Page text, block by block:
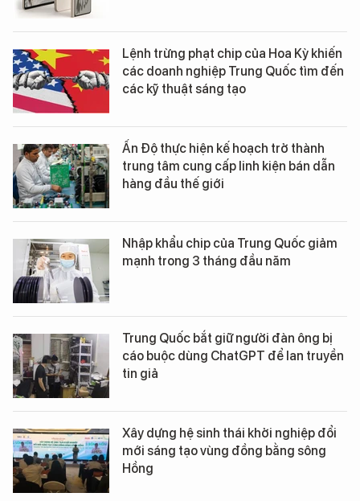
Lệnh trừng phạt chip của Hoa Kỳ khiến
các doanh nghiệp Trung Quốc tìm đến
các kỹ thuật sáng tạo
Ấn Độ thực hiện kế hoạch trở thành
trung tâm cung cấp linh kiện bán dẫn
hàng đầu thế giới
Nhập khẩu chip của Trung Quốc giảm
mạnh trong 3 tháng đầu năm
Trung Quốc bắt giữ người đàn ông bị
cáo buộc dùng ChatGPT để lan truyền
tin giả
Xây dựng hệ sinh thái khởi nghiệp đổi
mới sáng tạo vùng đồng bằng sông
Hồng